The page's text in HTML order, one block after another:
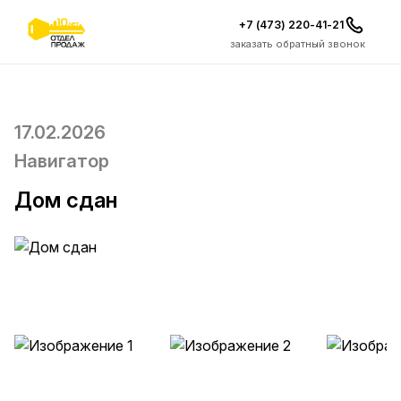
+7 (473) 220-41-21
заказать обратный звонок
17.02.2026
Навигатор
Дом сдан